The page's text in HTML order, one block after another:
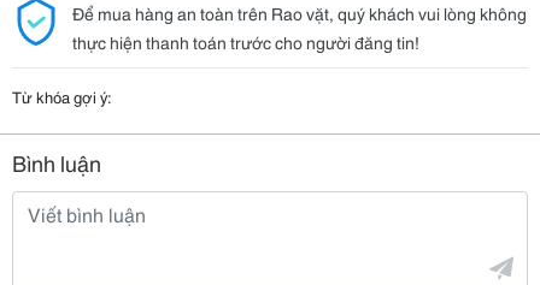
Để mua hàng an toàn trên Rao vặt, quý khách vui lòng không
thực hiện thanh toán trước cho người đăng tin!
Từ khóa gợi ý:
Bình luận